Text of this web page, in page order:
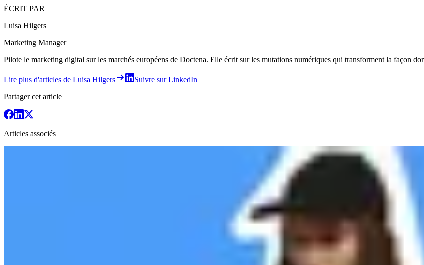
ÉCRIT PAR
Luisa Hilgers
Marketing Manager
Pilote le marketing digital sur les marchés européens de Doctena. Elle écrit sur les mutations numériques qui transforment la façon
Lire plus d'articles de Luisa Hilgers
Suivre sur LinkedIn
Partager cet article
Articles associés